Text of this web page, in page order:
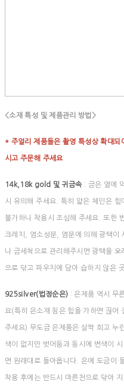
<소재 특성 및 제품관리 방법>
* 주얼리 제품들은 촬영 특성상 확대되
시고 주문해 주세요
14k,18k gold 및 귀금속: 금은 열에
시 유의해 주세요. 특히 얇은 체인은
불가하니 착용시 조심해 주세요. 또한
크레치, 염소성분, 염분에 의해 광택이
나 금세척으로 관리해주시면 광택을
으로 닦고 파우치에 담아 습하지 않은
925silver(법정순은) : 은제품 역시 무
요(특히 은소재 침은 힘을 가하면 끊어
주세요) 무도금 은제품은 살짝 희고 누
색이 없지만 벗어둠과 동시에 변색이
면 원래대로 돌아옵니다. 은에 도금이
착용 후에는 반드시 마른천으로 닦아